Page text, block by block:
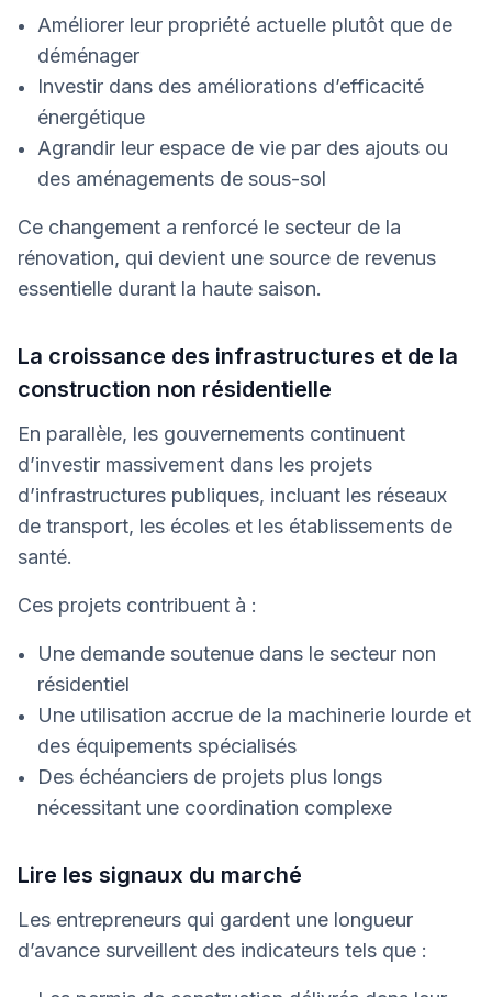
Améliorer leur propriété actuelle plutôt que de
déménager
Investir dans des améliorations d’efficacité
énergétique
Agrandir leur espace de vie par des ajouts ou
des aménagements de sous-sol
Ce changement a renforcé le secteur de la
rénovation, qui devient une source de revenus
essentielle durant la haute saison.
La croissance des infrastructures et de la
construction non résidentielle
En parallèle, les gouvernements continuent
d’investir massivement dans les projets
d’infrastructures publiques, incluant les réseaux
de transport, les écoles et les établissements de
santé.
Ces projets contribuent à :
Une demande soutenue dans le secteur non
résidentiel
Une utilisation accrue de la machinerie lourde et
des équipements spécialisés
Des échéanciers de projets plus longs
nécessitant une coordination complexe
Lire les signaux du marché
Les entrepreneurs qui gardent une longueur
d’avance surveillent des indicateurs tels que :